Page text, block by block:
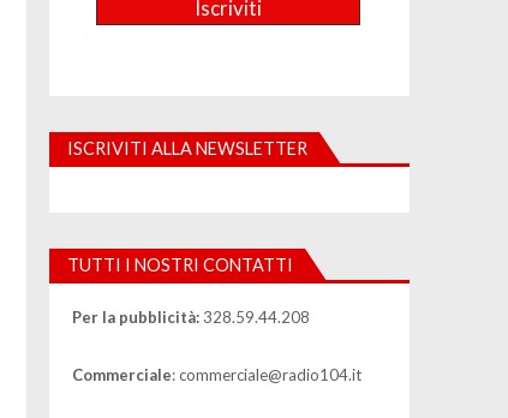
ISCRIVITI ALLA NEWSLETTER
TUTTI I NOSTRI CONTATTI
Per la pubblicità:328.59.44.208
Commerciale: commerciale@radio104.it